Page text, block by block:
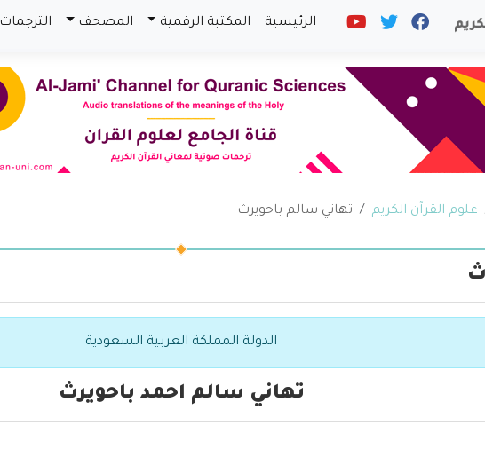
الرئيسية المكتبة الرقمية المصحف الترجمات
علوم القرآن الكريم تهاني سالم باحويرث
الدولة المملكة العربية السعودية
تهاني سالم احمد باحويرث